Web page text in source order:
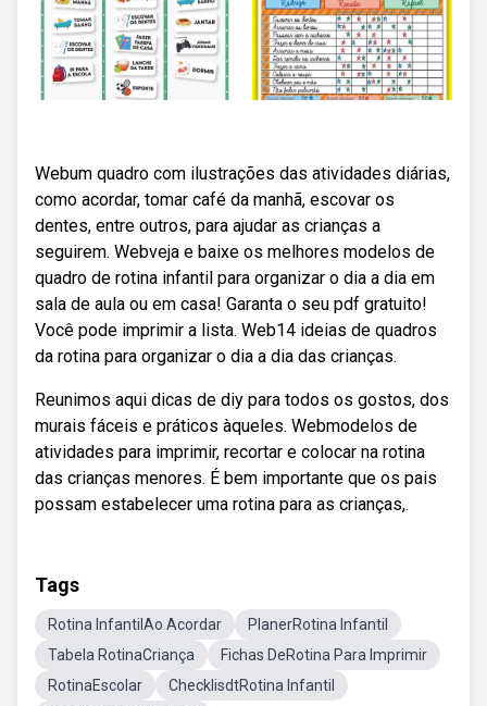
Webum quadro com ilustrações das atividades diárias,
como acordar, tomar café da manhã, escovar os
dentes, entre outros, para ajudar as crianças a
seguirem. Webveja e baixe os melhores modelos de
quadro de rotina infantil para organizar o dia a dia em
sala de aula ou em casa! Garanta o seu pdf gratuito!
Você pode imprimir a lista. Web14 ideias de quadros
da rotina para organizar o dia a dia das crianças.
Reunimos aqui dicas de diy para todos os gostos, dos
murais fáceis e práticos àqueles. Webmodelos de
atividades para imprimir, recortar e colocar na rotina
das crianças menores. É bem importante que os pais
possam estabelecer uma rotina para as crianças,.
Tags
Rotina InfantilAo Acordar
PlanerRotina Infantil
Tabela RotinaCriança
Fichas DeRotina Para Imprimir
RotinaEscolar
ChecklisdtRotina Infantil